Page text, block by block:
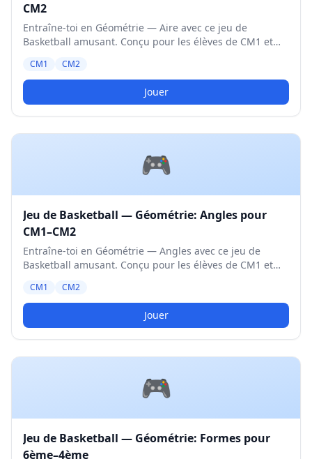
CM2
Entraîne-toi en Géométrie — Aire avec ce jeu de
Basketball amusant. Conçu pour les élèves de CM1 et
CM1 CM2
Jouer
🎮
Jeu de Basketball — Géométrie: Angles pour
CM1–CM2
Entraîne-toi en Géométrie — Angles avec ce jeu de
Basketball amusant. Conçu pour les élèves de CM1 et
CM1 CM2
Jouer
🎮
Jeu de Basketball — Géométrie: Formes pour
6ème–4ème